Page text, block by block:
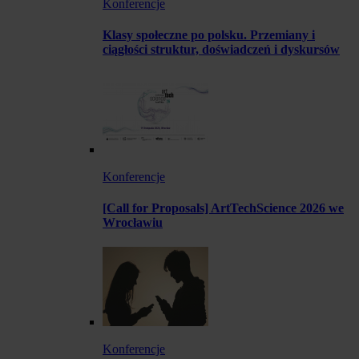
Konferencje
Klasy społeczne po polsku. Przemiany i
ciągłości struktur, doświadczeń i dyskursów
Konferencje
[Call for Proposals] ArtTechScience 2026 we
Wrocławiu
Konferencje